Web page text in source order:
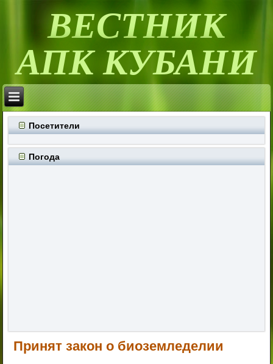
ВЕСТНИК
АПК КУБАНИ
Посетители
Погода
Принят закон о биоземледелии